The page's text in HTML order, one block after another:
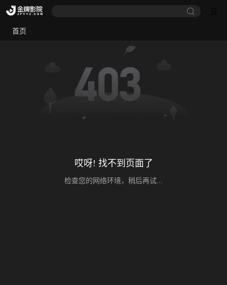
首页
哎呀! 找不到页面了
检查您的网络环境，稍后再试...